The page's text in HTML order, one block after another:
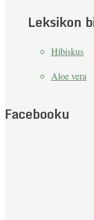
Leksikon
Hibiskus
Aloe vera
Facebooku